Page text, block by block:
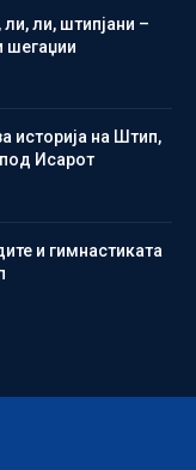
ли, ли, штипјани –
шегаџии
историја на Штип,
Исарот
и гимнастиката